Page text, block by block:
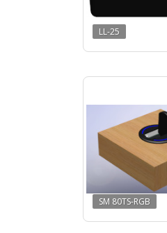
LL-25
SM 80TS-RGB